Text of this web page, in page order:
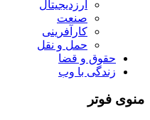
ارزدیجیتال
صنعت
کارآفرینی
حمل و نقل
حقوق و قضا
زندگی با وب
منوی فوتر